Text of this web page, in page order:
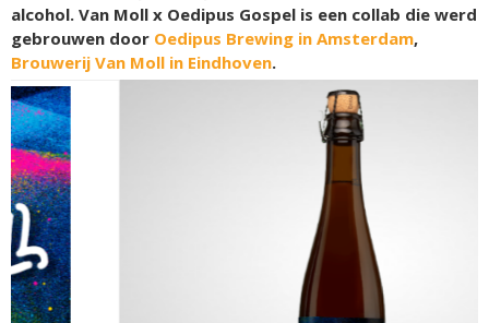
alcohol. Van Moll x Oedipus Gospel is een collab die werd
gebrouwen door Oedipus Brewing in Amsterdam,
Brouwerij Van Moll in Eindhoven.